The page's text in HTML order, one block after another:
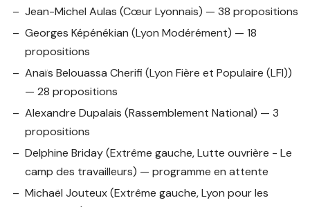
Jean-Michel Aulas (Cœur Lyonnais) — 38 propositions
Georges Képénékian (Lyon Modérément) — 18
propositions
Anaïs Belouassa Cherifi (Lyon Fière et Populaire (LFI))
— 28 propositions
Alexandre Dupalais (Rassemblement National) — 3
propositions
Delphine Briday(Extrême gauche, Lutte ouvrière - Le
camp des travailleurs) — programme en attente
Michaël Jouteux(Extrême gauche, Lyon pour les